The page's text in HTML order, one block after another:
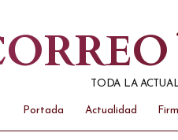
TODA LA
Portada Actualidad